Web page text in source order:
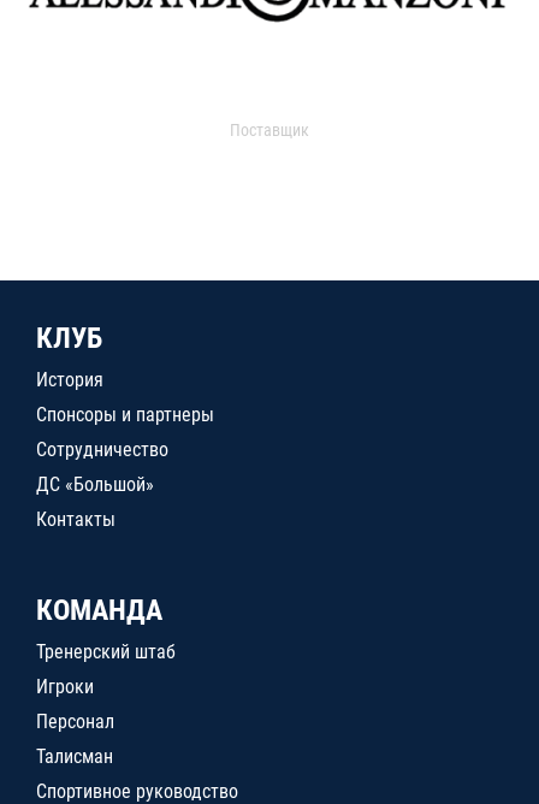
Поставщик
КЛУБ
История
Спонсоры и партнеры
Сотрудничество
ДС «Большой»
Контакты
КОМАНДА
Тренерский штаб
Игроки
Персонал
Талисман
Спортивное руководство